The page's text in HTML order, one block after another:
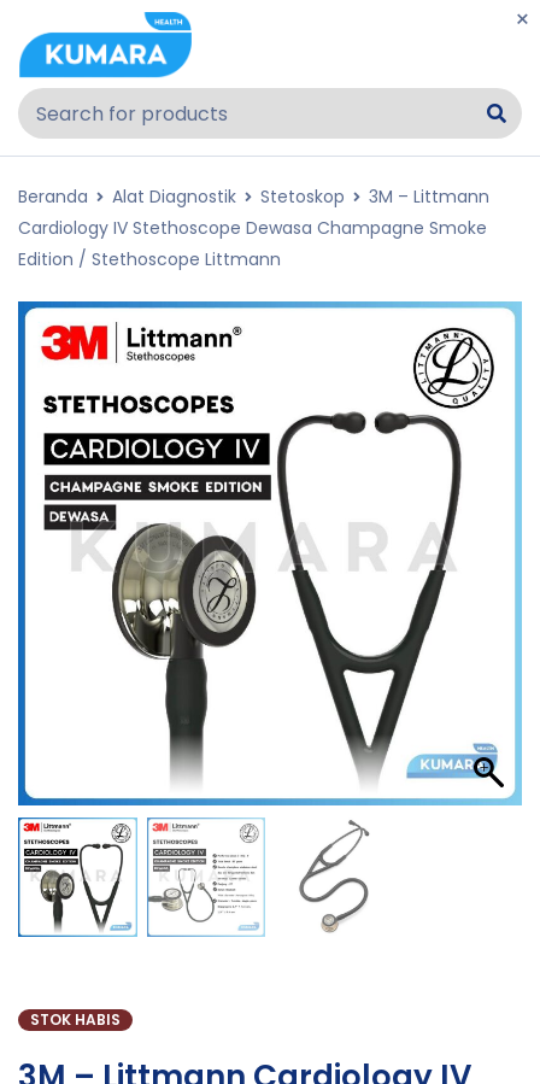
Beranda Alat Diagnostik Stetoskop
3M – Littmann
Cardiology IV Stethoscope Dewasa Champagne Smoke
Edition / Stethoscope Littmann
STOK HABIS